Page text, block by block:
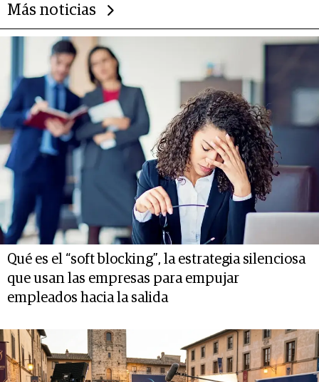
Más noticias
Qué es el “soft blocking”, la estrategia silenciosa
que usan las empresas para empujar
empleados hacia la salida